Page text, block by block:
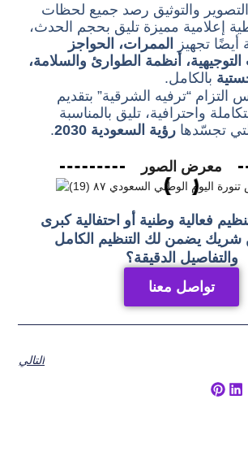
والتوثيق رصد جميع لحظات
إعلامية مميزة تليق بحجم الحدث،
أيضًا تجهيز
الممرات، الحواجز
التوجيهية، أنظمة الطوارئ والسلامة،
بالكامل.
“ترفيه الشرقية” بتقديم
واحترافية، تليق بالمناسبة
تجسّدهارؤية السعودية 2030 .
معرض الصور
فعالية وطنية أو احتفالية كبرى
يضمن لك التنظيم الكامل
والتفاصيل الدقيقة؟
تواصل معنا
التالي